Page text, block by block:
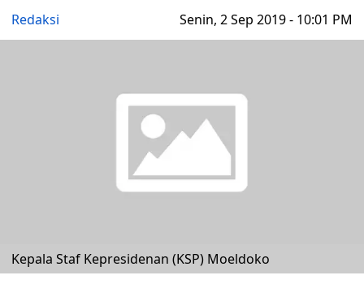
Redaksi Senin, 2 Sep 2019 - 10:01 PM
Kepala Staf Kepresidenan (KSP) Moeldoko